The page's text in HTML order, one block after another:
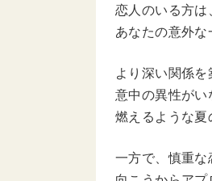
恋人のいる方は
あなたの意外な
より深い関係を
意中の異性がい
燃えるような夏
一方で、慎重な